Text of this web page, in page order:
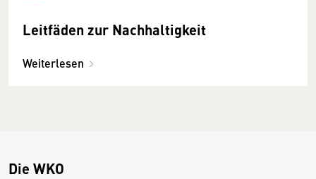
Leitfäden zur Nachhaltigkeit
Weiterlesen
Die WKO